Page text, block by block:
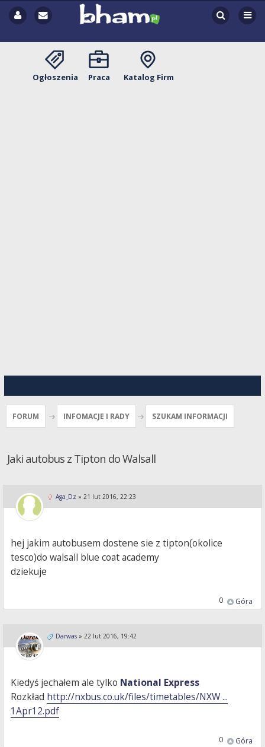
Ogłoszenia Praca Katalog Firm
FORUM INFOMACJE I RADY SZUKAM INFORMACJI
Jaki autobus z Tipton do Walsall
Aga_Dz » 21 lut 2016, 22:23
hej jakim autobusem dostene sie z tipton(okolice
tesco)do walsall blue coat academy
dziekuje
Góra
0
Darwas » 22 lut 2016, 19:42
Kiedyś jechałem ale tylko National Express
Rozkład http://nxbus.co.uk/files/timetables/NXW ...
1Apr12.pdf
Góra
0